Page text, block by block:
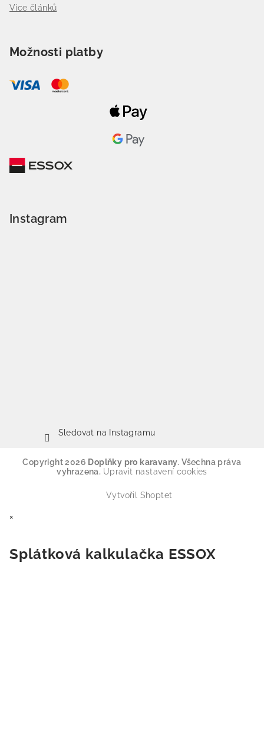
Více článků
Možnosti platby
Instagram
Sledovat na Instagramu
Copyright 2026 Doplňky pro karavany. Všechna práva
vyhrazena. Upravit nastavení cookies
Vytvořil Shoptet
×
Splátková kalkulačka ESSOX